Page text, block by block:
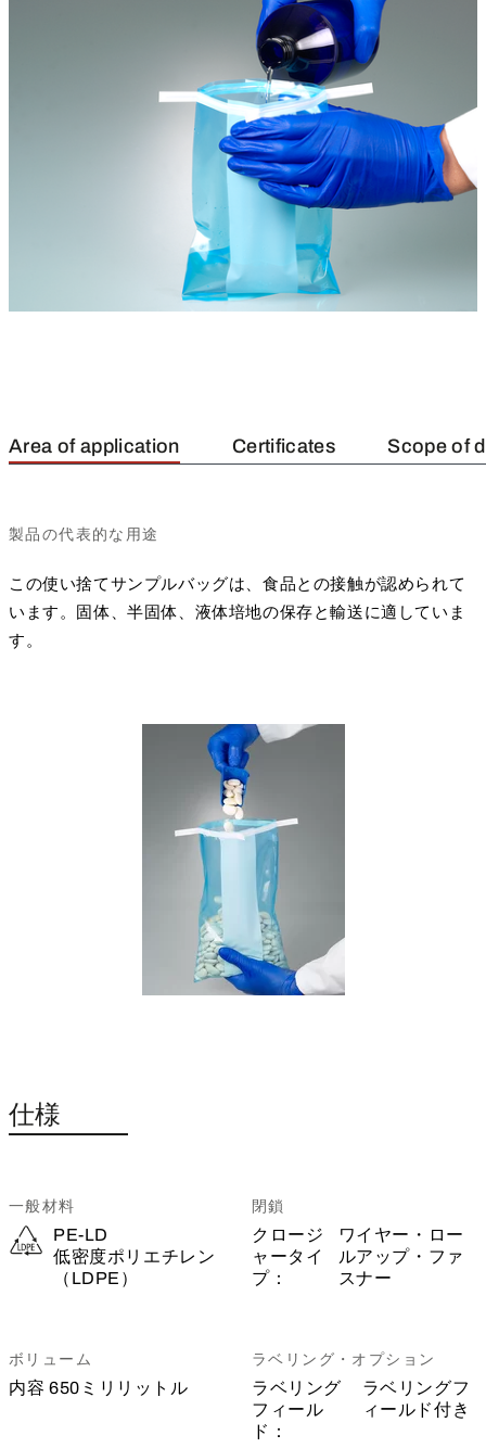
Area of application Certificates Scope of
製品の代表的な用途
この使い捨てサンプルバッグは、食品との接触が認められて
います。固体、半固体、液体培地の保存と輸送に適していま
す。
仕様
一般材料
PE-LD
低密度ポリエチレン
（LDPE）
閉鎖
クロージ
ャータイ
プ：
ワイヤー・ロー
ルアップ・ファ
スナー
ボリューム
内容 650ミリリットル
ラベリング・オプション
ラベリング
フィール
ド：
ラベリングフ
ィールド付き